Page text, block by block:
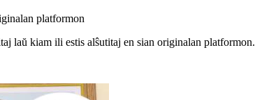
platformon
laŭ kiam ili estis alŝutitaj en sian originalan platformon.